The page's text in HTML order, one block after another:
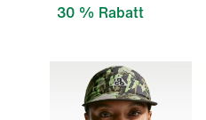
30 % Rabatt